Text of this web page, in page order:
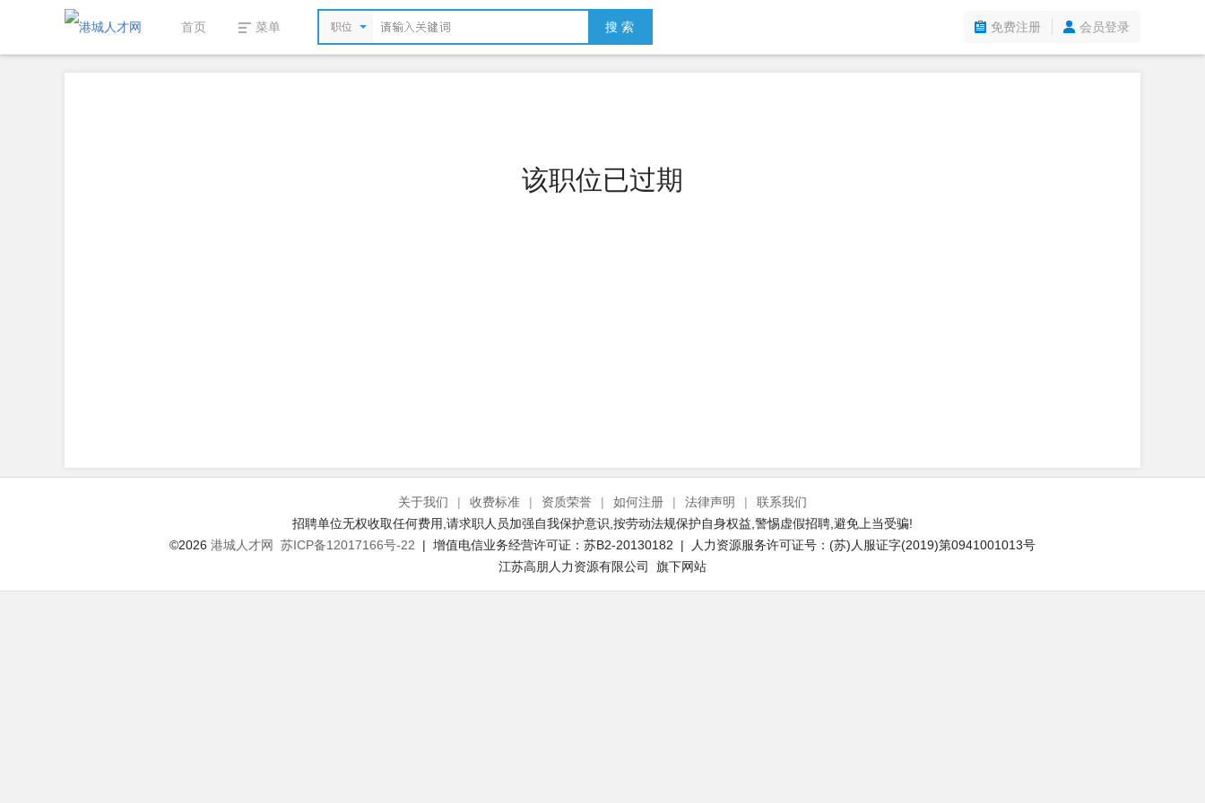
首页 菜单 职位 搜 索 免费注册 会员登录
该职位已过期
关于我们 | 收费标准 | 资质荣誉 | 如何注册 | 法律声明 |
联系我们
招聘单位无权收取任何费用,请求职人员加强自我保护意识,按劳动法规保护自身权益,警惕虚假招聘,避免上当受骗!
©2026 港城人才网 苏ICP备12017166号-22 | 增值电信业务经营许可证：苏B2-20130182 | 人力资源服务许可证号：(苏)人服证字(2019)第0941001013号
江苏高朋人力资源有限公司 旗下网站